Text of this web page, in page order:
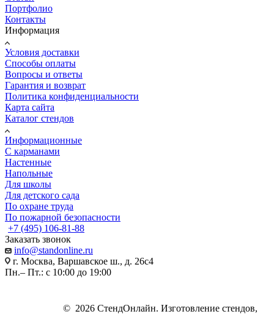
Портфолио
Контакты
Информация
Условия доставки
Способы оплаты
Вопросы и ответы
Гарантия и возврат
Политика конфиденциальности
Карта сайта
Каталог стендов
Информационные
С карманами
Настенные
Напольные
Для школы
Для детского сада
По охране труда
По пожарной безопасности
+7 (495) 106-81-88
Заказать звонок
info@standonline.ru
г. Москва, Варшавское ш., д. 26с4
Пн.– Пт.: с 10:00 до 19:00
© 2026 СтендОнлайн. Изготовление стендов,